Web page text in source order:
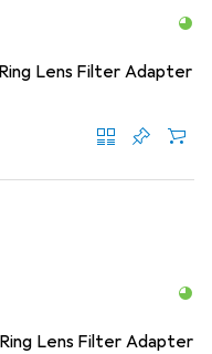
Lens Filter Adapter
Lens Filter Adapter